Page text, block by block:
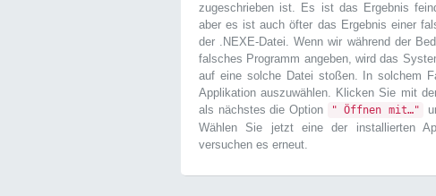
zugeschrieben ist. Es ist das Ergebnis
aber es ist auch öfter das Ergebnis einer
der .NEXE-Datei. Wenn wir während der
falsches Programm angeben, wird das
auf eine solche Datei stoßen. In solchem
Applikation auszuwählen. Klicken Sie mit
als nächstes die Option
" Öffnen mit…"
Wählen Sie jetzt eine der installierten
versuchen es erneut.